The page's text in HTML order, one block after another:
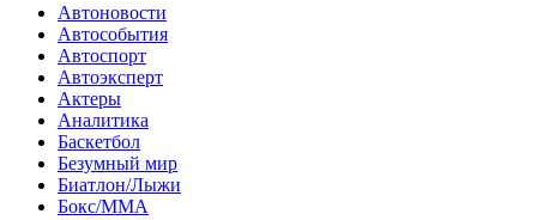
Автоновости
Автособытия
Автоспорт
Автоэксперт
Актеры
Аналитика
Баскетбол
Безумный мир
Биатлон/Лыжи
Бокс/MMA